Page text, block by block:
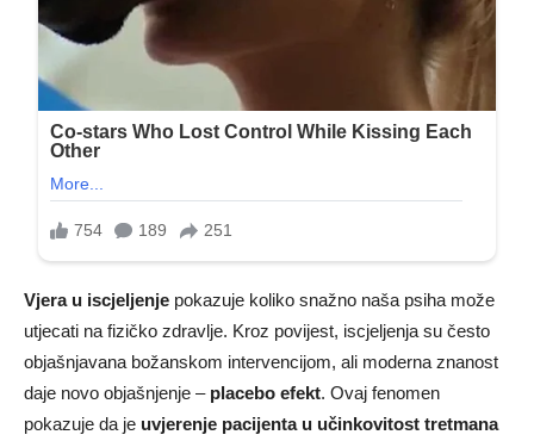
Vjera u iscjeljenje pokazuje koliko snažno naša psiha može
utjecati na fizičko zdravlje. Kroz povijest, iscjeljenja su često
objašnjavana božanskom intervencijom, ali moderna znanost
daje novo objašnjenje – placebo efekt. Ovaj fenomen
pokazuje da je uvjerenje pacijenta u učinkovitost tretmana